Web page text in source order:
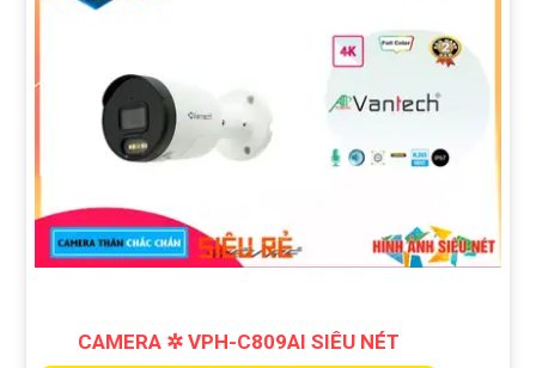
CAMERA ✲ VPH-C809AI SIÊU NÉT